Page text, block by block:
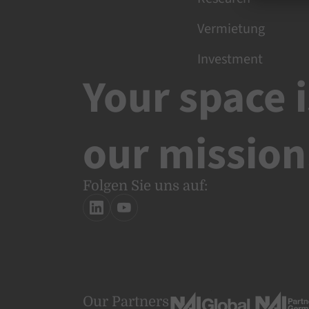
Vermietung
Investment
Your space
our
Folgen Sie uns auf:
Our Partners